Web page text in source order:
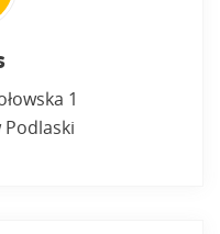
1
Podlaski